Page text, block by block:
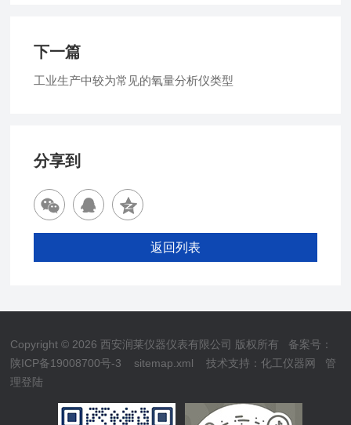
下一篇
工业生产中较为常见的氧量分析仪类型
分享到
返回列表
Copyright © 2026 西安润莱仪器仪表有限公司 版权所有 备案号：
陕ICP备19008700号-3
sitemap.xml 技术支持：化工仪器网
管
理登陆